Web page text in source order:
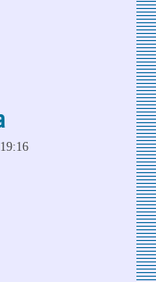
sobre economía